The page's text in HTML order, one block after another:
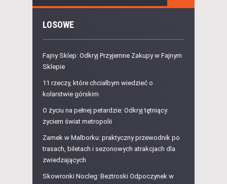
LOSOWE
Fajny Sklep: Odkryj Przyjemne Zakupy w Fajnym
Sklepie
11 rzeczy, które chciałbym wiedzieć o
kolarstwie górskim
O życiu na pełnej petardzie: Odkryj tętniący
życiem świat metropolii
Zamek w Malborku: praktyczny przewodnik po
trasach, biletach i sezonowych atrakcjach dla
zwiedzających
Skowronki Nocleg: Beztroski Odpoczynek w